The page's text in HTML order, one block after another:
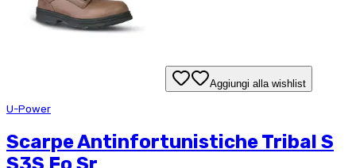
Aggiungi alla wishlist
U-Power
Scarpe Antinfortunistiche Tribal S